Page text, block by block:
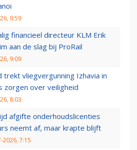
9:59
financieel directeur KLM Erik
aan de slag bij ProRail
9:09
trekt vliegvergunning Izhavia in
zorgen over veiligheid
8:03
afgifte onderhoudslicenties
neemt af, maar krapte blijft
2026, 7:15